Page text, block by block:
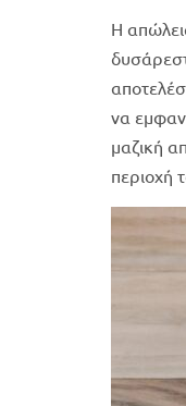
Η
να
μαζική
περιοχή